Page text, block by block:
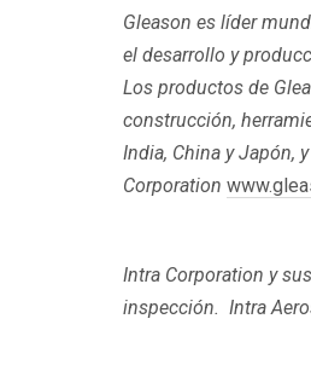
Gleason es líder
el desarrollo y
Los productos de
construcción,
India, China y Japón,
Corporation
Intra Corporation y
inspección. Intra